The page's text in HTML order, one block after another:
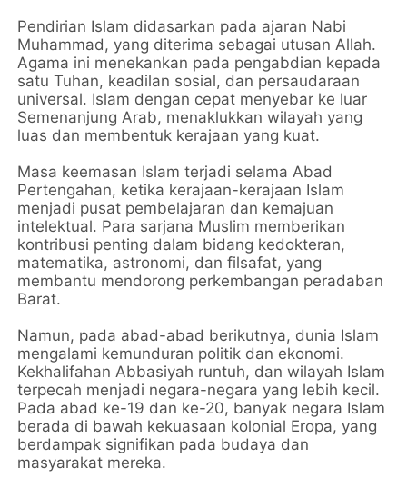
Pendirian Islam didasarkan pada ajaran Nabi
Muhammad, yang diterima sebagai utusan Allah.
Agama ini menekankan pada pengabdian kepada
satu Tuhan, keadilan sosial, dan persaudaraan
universal. Islam dengan cepat menyebar ke luar
Semenanjung Arab, menaklukkan wilayah yang
luas dan membentuk kerajaan yang kuat.
Masa keemasan Islam terjadi selama Abad
Pertengahan, ketika kerajaan-kerajaan Islam
menjadi pusat pembelajaran dan kemajuan
intelektual. Para sarjana Muslim memberikan
kontribusi penting dalam bidang kedokteran,
matematika, astronomi, dan filsafat, yang
membantu mendorong perkembangan peradaban
Barat.
Namun, pada abad-abad berikutnya, dunia Islam
mengalami kemunduran politik dan ekonomi.
Kekhalifahan Abbasiyah runtuh, dan wilayah Islam
terpecah menjadi negara-negara yang lebih kecil.
Pada abad ke-19 dan ke-20, banyak negara Islam
berada di bawah kekuasaan kolonial Eropa, yang
berdampak signifikan pada budaya dan
masyarakat mereka.